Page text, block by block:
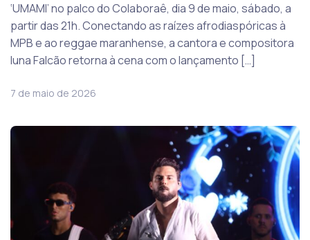
‘UMAMI’ no palco do Colaboraê, dia 9 de maio, sábado, a
partir das 21h. Conectando as raízes afrodiaspóricas à
MPB e ao reggae maranhense, a cantora e compositora
Iuna Falcão retorna à cena com o lançamento […]
7 de maio de 2026